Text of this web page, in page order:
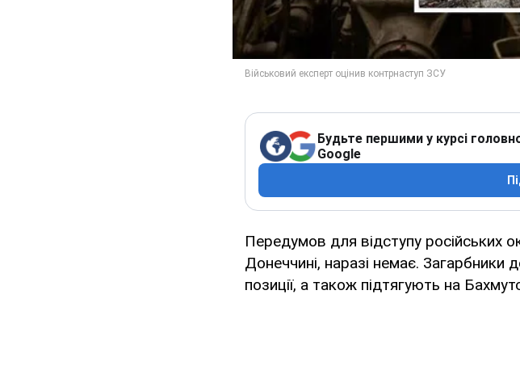
Будьте першими у курсі
Google
Передумов для відступу російських
Донеччині, наразі немає.
позиції, а також підтягують на